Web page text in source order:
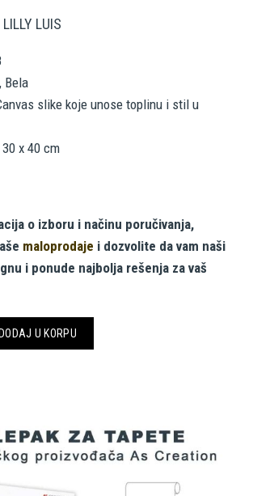
LUIS
Bela
slike koje unose toplinu i stil u
x 40 cm
o izboru i načinu poručivanja,
maloprodaje i dozvolite da vam naši
i ponude najbolja rešenja za vaš
U KORPU